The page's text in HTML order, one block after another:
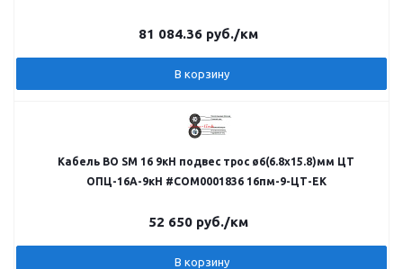
81 084.36 руб./км
В корзину
Кабель ВО SM 16 9кН подвес трос ø6(6.8х15.8)мм ЦТ
ОПЦ-16А-9кН #COM0001836 16пм-9-ЦТ-ЕК
52 650 руб./км
В корзину